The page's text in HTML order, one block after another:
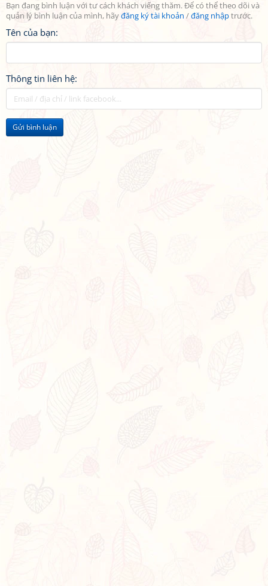
Bạn đang bình luận với tư cách khách viếng thăm. Để có thể theo dõi và
quản lý bình luận của mình, hãyđăng ký tài khoản /đăng nhậptrước.
Tên của bạn:
Thông tin liên hệ:
Gửi bình luận